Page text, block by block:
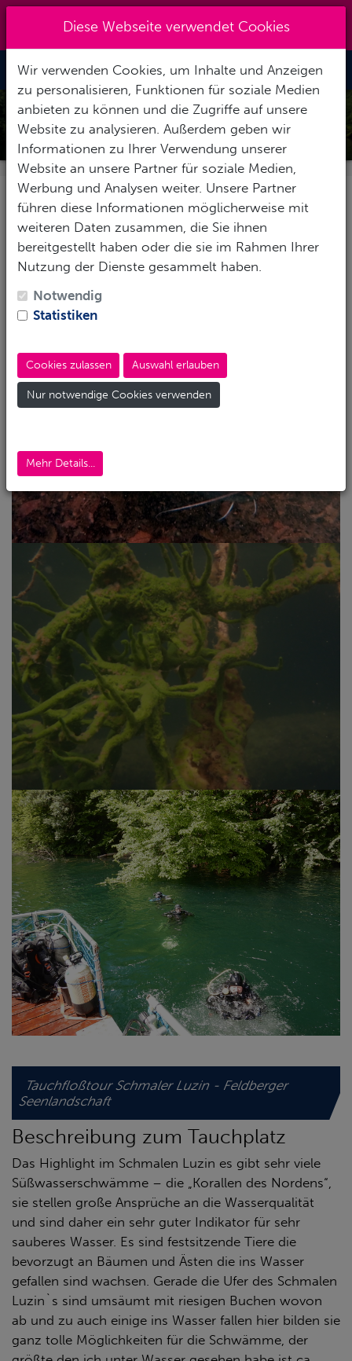
info@tauchzentrale.de
Toggle
FLOSSTOUR SCHMALER LUZIN
Tauchfloßtour Schmaler
Luzin - Feldberger
Seenlandschaft
Tauchfloßtour Schmaler Luzin - Feldberger
Seenlandschaft
Beschreibung zum Tauchplatz
Das Highlight im Schmalen Luzin es gibt sehr viele
Süßwasserschwämme – die „Korallen des Nordens“,
sie stellen große Ansprüche an die Wasserqualität
und sind daher ein sehr guter Indikator für sehr
sauberes Wasser. Es sind festsitzende Tiere die
bevorzugt an Bäumen und Ästen die ins Wasser
gefallen sind wachsen. Gerade die Ufer des Schmalen
Luzin`s sind umsäumt mit riesigen Buchen wovon
ab und zu auch einige ins Wasser fallen hier bilden sie
ganz tolle Möglichkeiten für die Schwämme, der
Diese Webseite verwendet Cookies
Wir verwenden Cookies, um Inhalte und Anzeigen
zu personalisieren, Funktionen für soziale Medien
anbieten zu können und die Zugriffe auf unsere
Website zu analysieren. Außerdem geben wir
Informationen zu Ihrer Verwendung unserer
Website an unsere Partner für soziale Medien,
Werbung und Analysen weiter. Unsere Partner
führen diese Informationen möglicherweise mit
weiteren Daten zusammen, die Sie ihnen
bereitgestellt haben oder die sie im Rahmen Ihrer
Nutzung der Dienste gesammelt haben.
Notwendig
Statistiken
Cookies zulassen Auswahl erlauben
Nur notwendige Cookies verwenden
Mehr Details...